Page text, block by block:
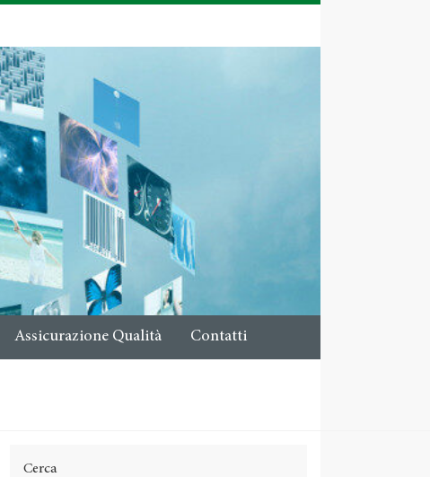
Assicurazione Qualità Contatti
Cerca